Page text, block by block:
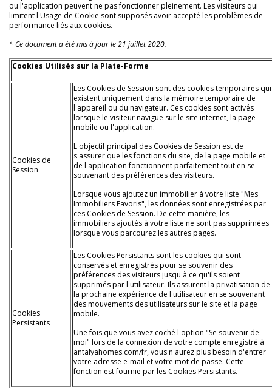
ou l'application peuvent ne pas fonctionner pleinement. Les visiteurs qui
limitent l'Usage de Cookie sont supposés avoir accepté les problèmes de
performance liés aux cookies.
* Ce document a été mis à jour le 21 juillet 2020.
Cookies Utilisés sur la Plate-Forme
Cookies de
Session
Les Cookies de Session sont des cookies temporaires qui
existent uniquement dans la mémoire temporaire de
l'appareil ou du navigateur. Ces cookies sont activés
lorsque le visiteur navigue sur le site internet, la page
mobile ou l'application.
L'objectif principal des Cookies de Session est de
s'assurer que les fonctions du site, de la page mobile et
de l'application fonctionnent parfaitement tout en se
souvenant des préférences des visiteurs.
Lorsque vous ajoutez un immobilier à votre liste "Mes
Immobiliers Favoris", les données sont enregistrées par
ces Cookies de Session. De cette manière, les
immobiliers ajoutés à votre liste ne sont pas supprimées
lorsque vous parcourez les autres pages.
Cookies
Persistants
Les Cookies Persistants sont les cookies qui sont
conservés et enregistrés pour se souvenir des
préférences des visiteurs jusqu'à ce qu'ils soient
supprimés par l'utilisateur. Ils assurent la privatisation de
la prochaine expérience de l'utilisateur en se souvenant
des mouvements des utilisateurs sur le site et la page
mobile.
Une fois que vous avez coché l'option "Se souvenir de
moi" lors de la connexion de votre compte enregistré à
antalyahomes.com/fr, vous n'aurez plus besoin d'entrer
votre adresse e-mail et votre mot de passe. Cette
fonction est fournie par les Cookies Persistants.